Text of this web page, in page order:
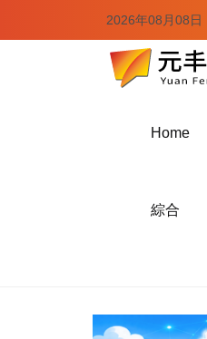
2026年08月08日
Home
綜合